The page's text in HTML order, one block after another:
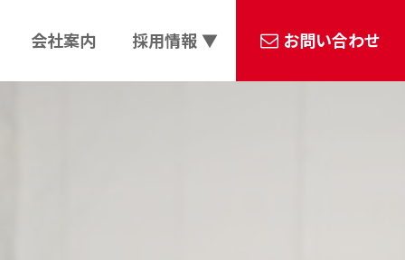
会社案内 採用情報 ▼ お問い合わせ